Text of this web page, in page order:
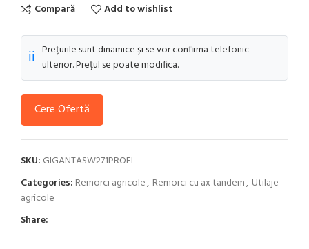
Compară Add to wishlist
ℹ️ Prețurile sunt dinamice și se vor confirma telefonic
ulterior. Prețul se poate modifica.
Cere Ofertă
SKU: GIGANTASW271PROFI
Categories: Remorci agricole, Remorci cu ax tandem, Utilaje
agricole
Share: